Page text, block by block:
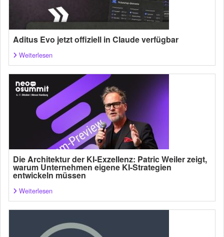
Aditus Evo jetzt offiziell in Claude verfügbar
Weiterlesen
Die Architektur der KI-Exzellenz: Patric Weiler zeigt,
warum Unternehmen eigene KI-Strategien
entwickeln müssen
Weiterlesen